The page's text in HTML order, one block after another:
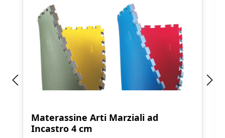
Materassine Arti Marziali ad
Incastro 4 cm